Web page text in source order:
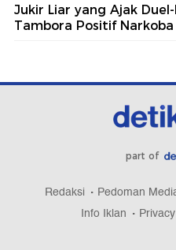
Jukir Liar yang Ajak
Tambora Positif Narkoba
part of
Redaksi Pedoman
Info Iklan